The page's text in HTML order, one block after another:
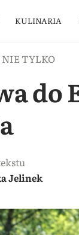
KULINARIA
NIE TYLKO
do
Jelinek